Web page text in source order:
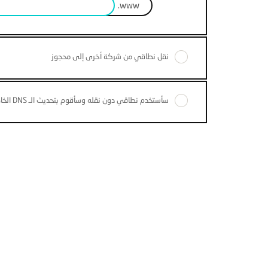
www.
نقل نطاقي من شركة أخرى إلى محجوز
سأستخدم نطاقي دون نقله وسأقوم بتحديث الـ DNS الخاص به